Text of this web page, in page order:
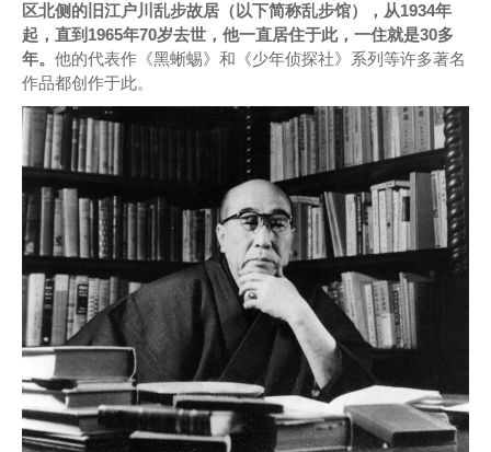
区北侧的旧江户川乱步故居（以下简称乱步馆），从1934年
起，直到1965年70岁去世，他一直居住于此，一住就是30多
年。 他的代表作《黑蜥蜴》和《少年侦探社》系列等许多著名
作品都创作于此。